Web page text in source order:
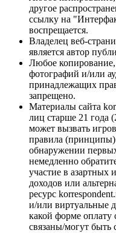
другое
ссылку на
воспрещается.
Владелец веб-
является автор
Любое копирование,
фотографий и/или
принадлежащих
запрещено.
Материалы сайта
лиц старше 21 года
может вызвать
правила
обнаружении
немедленно
участие в азартных
доходов или
ресурс
и/или виртуальные
какой форме оплату
связаны/могут быть